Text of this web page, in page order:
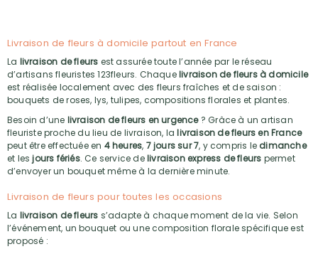
Livraison de fleurs à domicile partout en France
La livraison de fleurs est assurée toute l’année par le réseau
d’artisans fleuristes 123fleurs. Chaquelivraison de fleurs à domicile
est réalisée localement avec des fleurs fraîches et de saison :
bouquets de roses, lys, tulipes, compositions florales et plantes.
Besoin d’une livraison de fleurs en urgence? Grâce à un artisan
fleuriste proche du lieu de livraison, lalivraison de fleurs en France
peut être effectuée en 4 heures, 7 jours sur 7, y compris le dimanche
et lesjours fériés. Ce service delivraison express de fleurs permet
d’envoyer un bouquet même à la dernière minute.
Livraison de fleurs pour toutes les occasions
La livraison de fleurs s’adapte à chaque moment de la vie. Selon
l’événement, un bouquet ou une composition florale spécifique est
proposé :